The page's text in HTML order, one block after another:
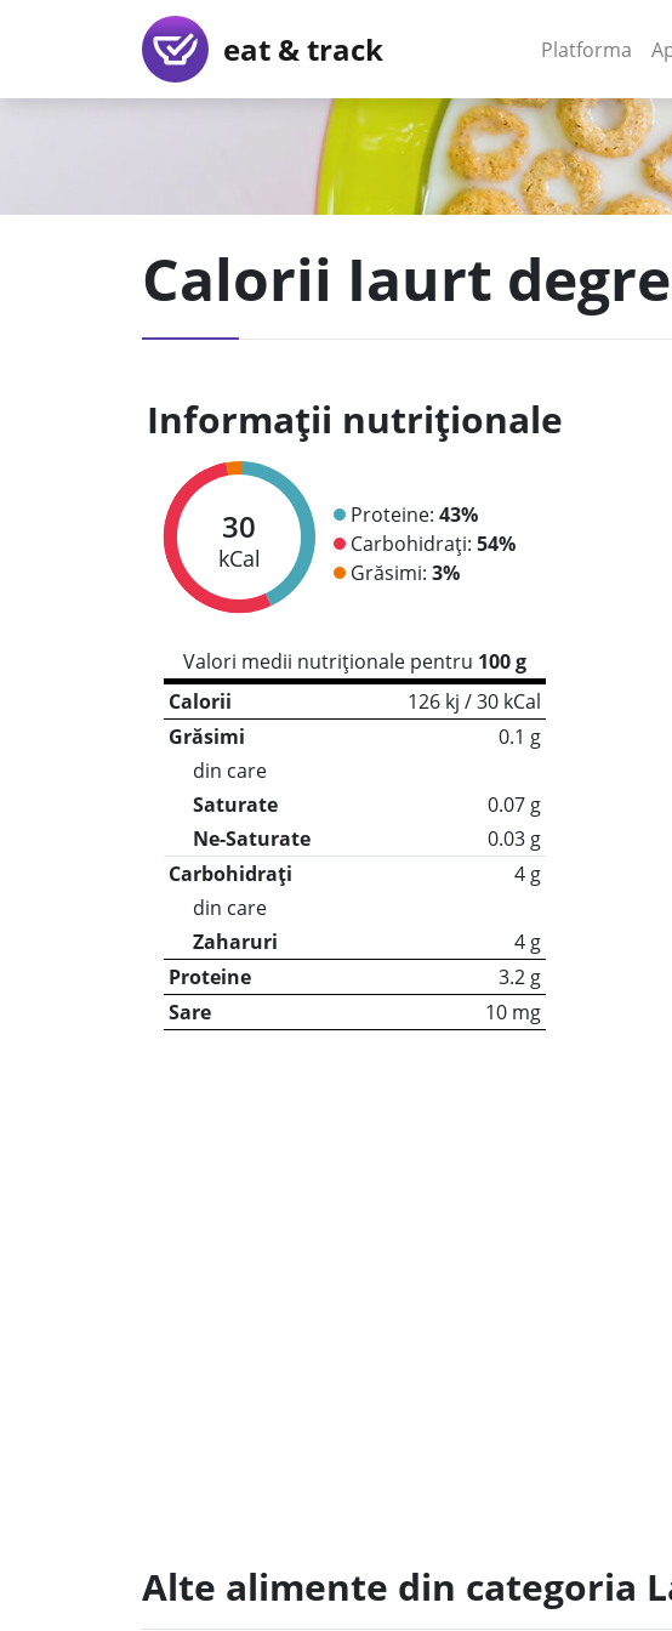
eat & track Platforma
Calorii Iaurt
Informații nutriționale
30
kCal
Proteine: 43%
Carbohidrați: 54%
Grăsimi: 3%
Valori medii nutriționale pentru 100 g
Calorii
126 kj / 30 kCal
Grăsimi
0.1 g
din care
Saturate
0.07 g
Ne-Saturate
0.03 g
Carbohidrați
4 g
din care
Zaharuri
4 g
Proteine
3.2 g
Sare
10 mg
Alte alimente din categoria